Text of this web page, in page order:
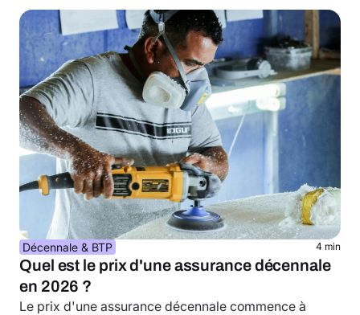
Décennale & BTP 4 min
Quel est le prix d'une assurance décennale
en 2026 ?
Le prix d'une assurance décennale commence à